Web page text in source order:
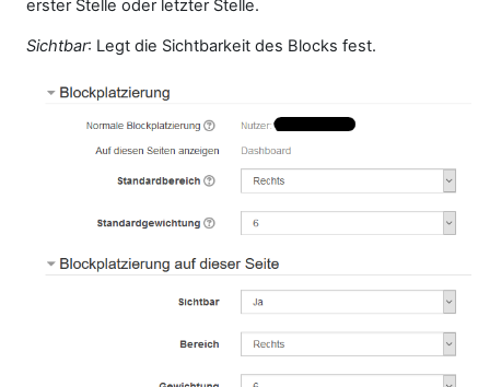
erster Stelle oder letzter Stelle.
Sichtbar: Legt die Sichtbarkeit des Blocks fest.